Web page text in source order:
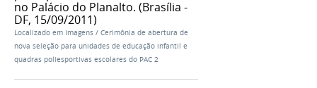
no Palácio do Planalto. (Brasília -
DF, 15/09/2011)
Localizado em Imagens / Cerimônia de abertura de
nova seleção para unidades de educação infantil e
quadras poliesportivas escolares do PAC 2